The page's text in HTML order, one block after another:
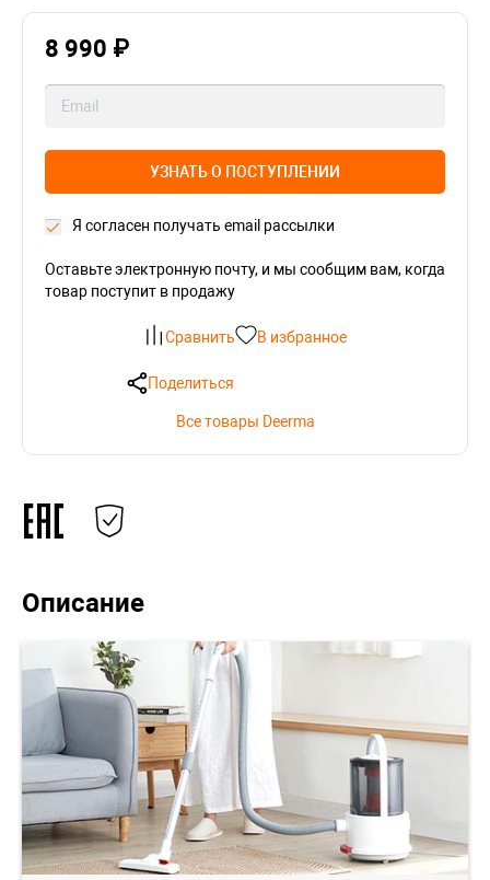
8 990 ₽
УЗНАТЬ О ПОСТУПЛЕНИИ
Я согласен получать email рассылки
Оставьте электронную почту, и мы сообщим вам, когда
товар поступит в продажу
Сравнить В избранное
Поделиться
Все товары Deerma
Описание